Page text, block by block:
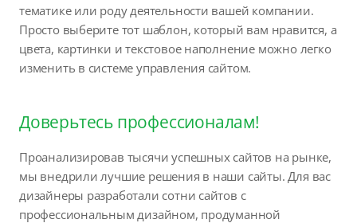
тематике или роду деятельности вашей компании.
Просто выберите тот шаблон, который вам нравится, а
цвета, картинки и текстовое наполнение можно легко
изменить в системе управления сайтом.
Доверьтесь профессионалам!
Проанализировав тысячи успешных сайтов на рынке,
мы внедрили лучшие решения в наши сайты. Для вас
дизайнеры разработали сотни сайтов с
профессиональным дизайном, продуманной